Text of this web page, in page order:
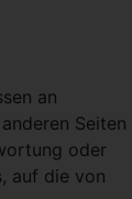
an
Seiten
oder
auf die von